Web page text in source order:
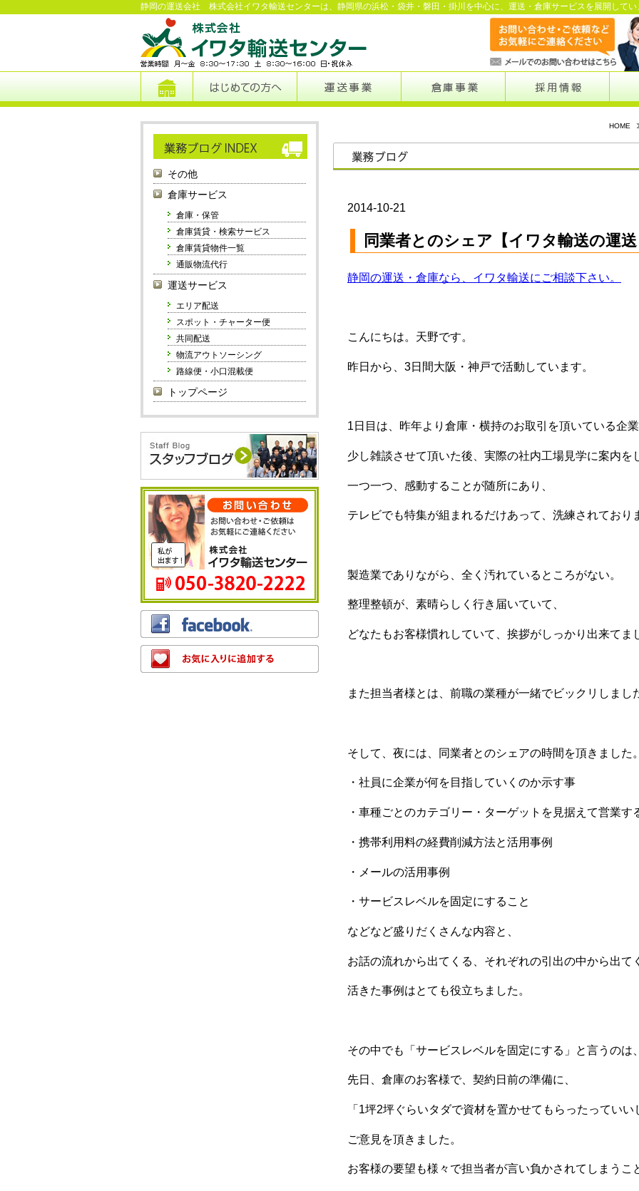
静岡の運送会社 株式会社イワタ輸送センターは、静岡県の浜松・袋井・磐田・掛川を中心に、運送・倉庫サービスを展開してい
その他
倉庫サービス
倉庫・保管
倉庫賃貸・検索サービス
倉庫賃貸物件一覧
通販物流代行
運送サービス
エリア配送
スポット・チャーター便
共同配送
物流アウトソーシング
路線便・小口混載便
トップページ
HOME
2014-10-21
同業者とのシェア【イワタ輸送の運送
静岡の運送・倉庫なら、イワタ輸送にご相談下さい。
こんにちは。天野です。
昨日から、3日間大阪・神戸で活動しています。
1日目は、昨年より倉庫・横持のお取引を頂いている企業
少し雑談させて頂いた後、実際の社内工場見学に案内を
一つ一つ、感動することが随所にあり、
テレビでも特集が組まれるだけあって、洗練されており
製造業でありながら、全く汚れているところがない。
整理整頓が、素晴らしく行き届いていて、
どなたもお客様慣れしていて、挨拶がしっかり出来てま
また担当者様とは、前職の業種が一緒でビックリしまし
そして、夜には、同業者とのシェアの時間を頂きました。
・社員に企業が何を目指していくのか示す事
・車種ごとのカテゴリー・ターゲットを見据えて営業す
・携帯利用料の経費削減方法と活用事例
・メールの活用事例
・サービスレベルを固定にすること
などなど盛りだくさんな内容と、
お話の流れから出てくる、それぞれの引出の中から出て
活きた事例はとても役立ちました。
その中でも「サービスレベルを固定にする」と言うのは、
先日、倉庫のお客様で、契約日前の準備に、
「1坪2坪ぐらいタダで資材を置かせてもらったっていい
ご意見を頂きました。
お客様の要望も様々で担当者が言い負かされてしまうこ